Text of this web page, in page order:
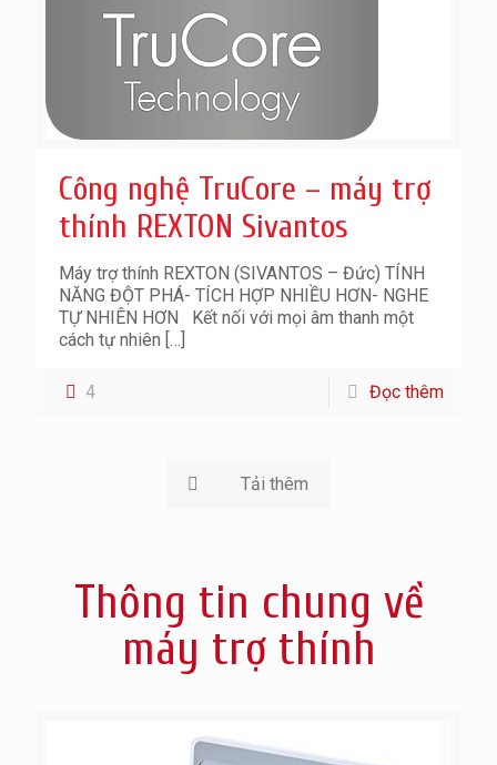
Công nghệ TruCore – máy trợ
thính REXTON Sivantos
Máy trợ thính REXTON (SIVANTOS – Đức) TÍNH
NĂNG ĐỘT PHÁ- TÍCH HỢP NHIỀU HƠN- NGHE
TỰ NHIÊN HƠN Kết nối với mọi âm thanh một
cách tự nhiên […]
4 Đọc thêm
Tải thêm
Thông tin chung về
máy trợ thính